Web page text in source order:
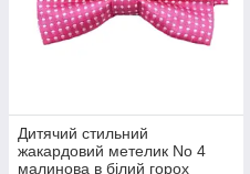
Дитячий стильний
жакардовий метелик No 4
малинова в білий горох